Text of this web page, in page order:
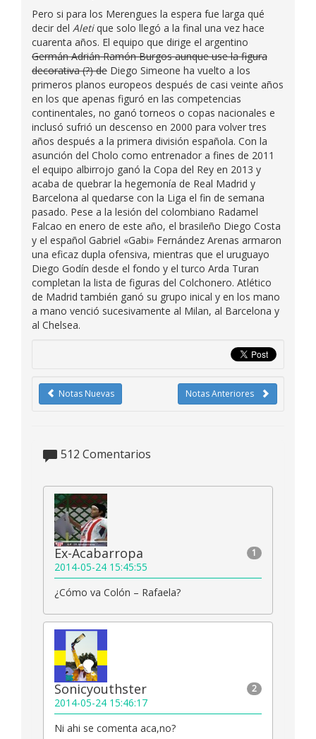
Pero si para los Merengues la espera fue larga qué
decir del Aletique solo llegó a la final una vez hace
cuarenta años. El equipo que dirige el argentino
Germán Adrián Ramón Burgos aunque use la figura
decorativa (?) de Diego Simeone ha vuelto a los
primeros planos europeos después de casi veinte años
en los que apenas figuró en las competencias
continentales, no ganó torneos o copas nacionales e
inclusó sufrió un descenso en 2000 para volver tres
años después a la primera división española. Con la
asunción del Cholo como entrenador a fines de 2011
el equipo albirrojo ganó la Copa del Rey en 2013 y
acaba de quebrar la hegemonía de Real Madrid y
Barcelona al quedarse con la Liga el fin de semana
pasado. Pese a la lesión del colombiano Radamel
Falcao en enero de este año, el brasileño Diego Costa
y el español Gabriel «Gabi» Fernández Arenas armaron
una eficaz dupla ofensiva, mientras que el uruguayo
Diego Godín desde el fondo y el turco Arda Turan
completan la lista de figuras del Colchonero. Atlético
de Madrid también ganó su grupo inical y en los mano
a mano venció sucesivamente al Milan, al Barcelona y
al Chelsea.
Notas Anteriores
Notas Nuevas
512 Comentarios
1
Ex-Acabarropa
2014-05-24 15:45:55
¿Cómo va Colón – Rafaela?
2
Sonicyouthster
2014-05-24 15:46:17
Ni ahi se comenta aca,no?